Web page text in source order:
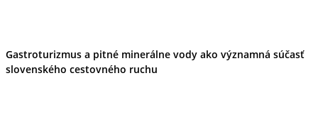
Gastroturizmus a pitné minerálne vody ako významná súčasť
slovenského cestovného ruchu